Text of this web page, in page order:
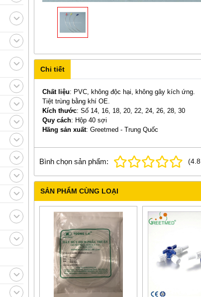
Chi tiết
Chất liệu: PVC, không độc hại, không gây kích ứng.
Tiệt trùng bằng khí OE.
Kích thước: Số 14, 16, 18, 20, 22, 24, 26, 28, 30
Quy cách: Hộp 40 sợi
Hãng sản xuất: Greetmed - Trung Quốc
Bình chọn sản phẩm: (4.8
SẢN PHẨM CÙNG LOẠI